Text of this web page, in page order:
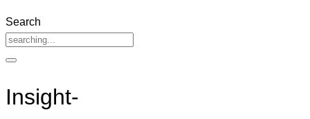
Search
Insight-